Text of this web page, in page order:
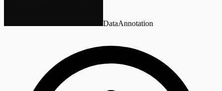
DataAnnotation